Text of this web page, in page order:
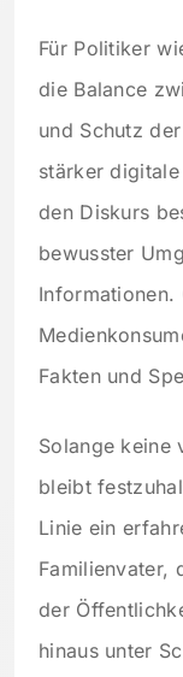
Für Politiker
die Balance
und Schutz
stärker
den Diskurs
bewusster
Informationen.
Fakten und
Solange keine
bleibt
Linie ein
Familienvater,
der
hinaus unter